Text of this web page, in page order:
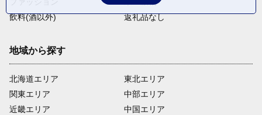
飲料(酒以外)
返礼品なし
地域から探す
北海道エリア
関東エリア
近畿エリア
東北エリア
中部エリア
中国エリア